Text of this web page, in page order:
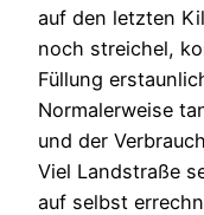
auf den letzten
noch streichel,
Füllung
Normalerweise
und der
Viel Landstraße
auf selbst